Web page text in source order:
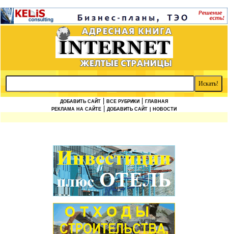
ДОБАВИТЬ САЙТ ВСЕ РУБРИКИ
ГЛАВНАЯ
РЕКЛАМА НА САЙТЕ
ДОБАВИТЬ САЙТ | НОВОСТИ